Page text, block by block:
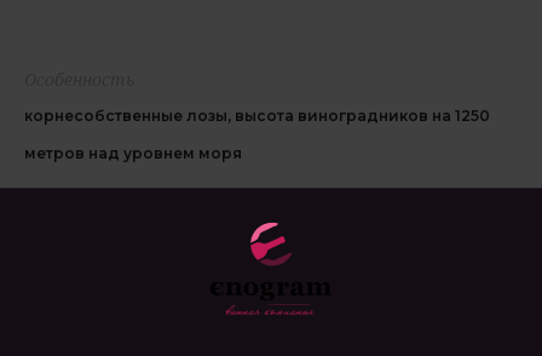
корнесобственные лозы, высота виноградников на 1250
метров над уровнем моря
блюда из мяса подвергшиеся средней тепловой